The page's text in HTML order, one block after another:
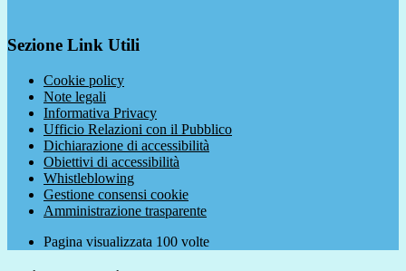
Sezione Link Utili
Cookie policy
Note legali
Informativa Privacy
Ufficio Relazioni con il Pubblico
Dichiarazione di accessibilità
Obiettivi di accessibilità
Whistleblowing
Gestione consensi cookie
Amministrazione trasparente
Pagina visualizzata 100 volte